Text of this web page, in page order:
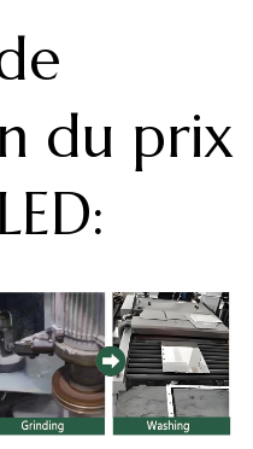
du prix
: